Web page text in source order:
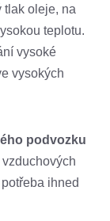
tlak oleje, na
teplotu.
vysoké
vysokých
podvozku
ihned